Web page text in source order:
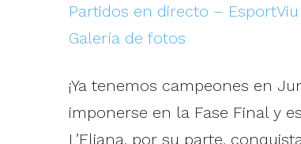
Partidos en directo – EsportViu
Galería de fotos
¡Ya tenemos campeones en
imponerse en la Fase Final y
L’Eliana, por su parte,